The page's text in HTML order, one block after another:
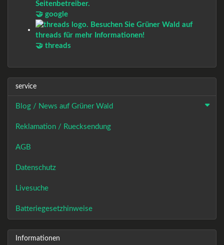
🤝 google
🤝 threads
service
Blog / News auf Grüner Wald
Reklamation / Ruecksendung
AGB
Datenschutz
Livesuche
Batteriegesetzhinweise
Informationen